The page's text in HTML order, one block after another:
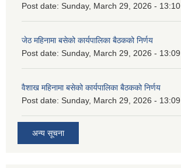
Post date: Sunday, March 29, 2026 - 13:10
जेठ महिनामा बसेको कार्यपालिका बैठकको निर्णय
Post date: Sunday, March 29, 2026 - 13:09
वैशाख महिनामा बसेको कार्यपालिका बैठकको निर्णय
Post date: Sunday, March 29, 2026 - 13:09
अन्य सूचना